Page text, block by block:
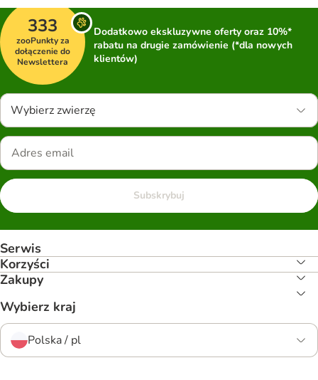
333
zooPunkty za
dołączenie do
Newslettera
Dodatkowo ekskluzywne oferty oraz 10%*
rabatu na drugie zamówienie (*dla nowych
klientów)
Wybierz zwierzę
Subskrybuj
Serwis
Korzyści
Zakupy
Wybierz kraj
Polska / pl